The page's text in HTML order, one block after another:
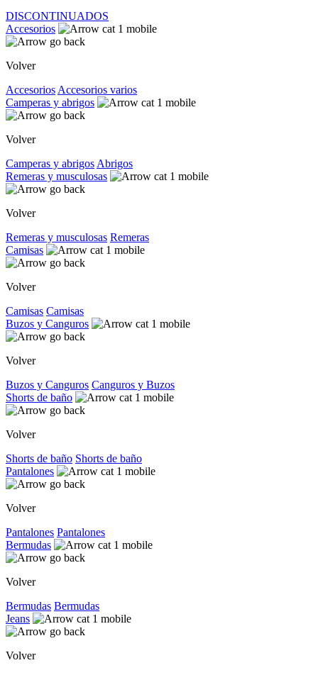
DISCONTINUADOS
Accesorios
Volver
Accesorios Accesorios varios
Camperas y abrigos
Volver
Camperas y abrigos Abrigos
Remeras y musculosas
Volver
Remeras y musculosas Remeras
Camisas
Volver
Camisas Camisas
Buzos y Canguros
Volver
Buzos y Canguros Canguros y Buzos
Shorts de baño
Volver
Shorts de baño Shorts de baño
Pantalones
Volver
Pantalones Pantalones
Bermudas
Volver
Bermudas Bermudas
Jeans
Volver